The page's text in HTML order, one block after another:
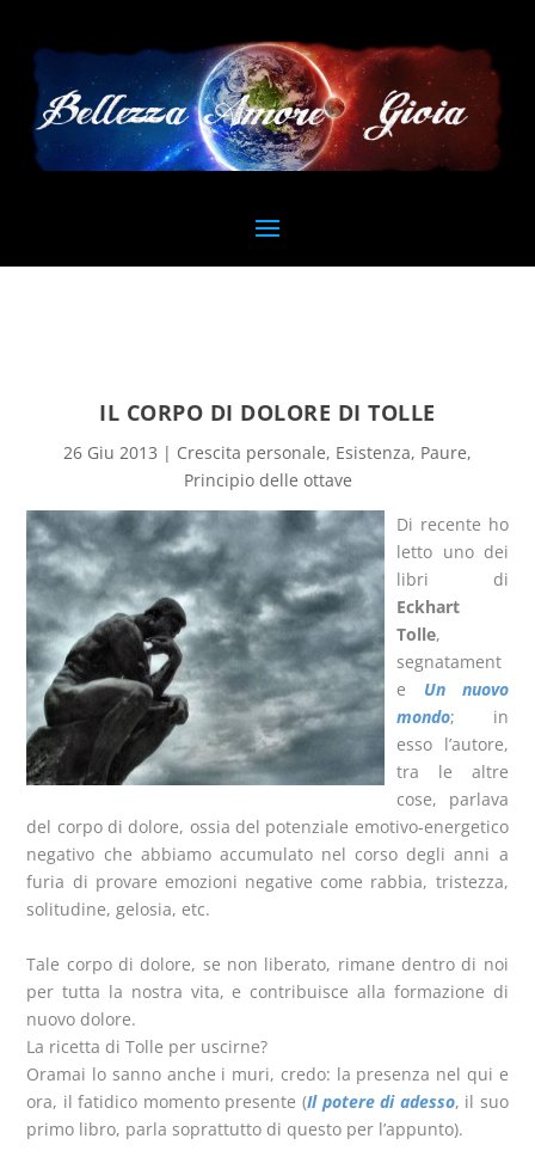
IL CORPO DI DOLORE DI TOLLE
26 Giu 2013 | Crescita personale, Esistenza, Paure,
Principio delle ottave
Di recente ho
letto uno dei
libri di
Eckhart
Tolle,
segnatament
e Un nuovo
mondo; in
esso l’autore,
tra le altre
cose, parlava
del corpo di dolore, ossia del potenziale emotivo-energetico
negativo che abbiamo accumulato nel corso degli anni a
furia di provare emozioni negative come rabbia, tristezza,
solitudine, gelosia, etc.
Tale corpo di dolore, se non liberato, rimane dentro di noi
per tutta la nostra vita, e contribuisce alla formazione di
nuovo dolore.
La ricetta di Tolle per uscirne?
Oramai lo sanno anche i muri, credo: la presenza nel qui e
ora, il fatidico momento presente (Il potere di adesso, il suo
primo libro, parla soprattutto di questo per l’appunto).